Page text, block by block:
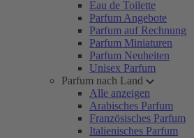
Eau de Toilette
Parfum Angebote
Parfum auf Rechnung
Parfum Miniaturen
Parfum Neuheiten
Unisex Parfum
Parfum nach Land
Alle anzeigen
Arabisches Parfum
Französisches Parfum
Italienisches Parfum